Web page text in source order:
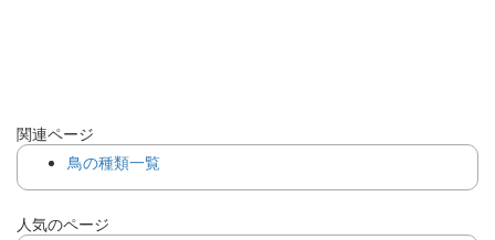
関連ページ
鳥の種類一覧
人気のページ